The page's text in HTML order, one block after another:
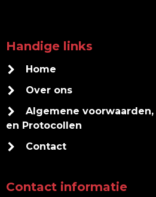
Handige links
Home
Over ons
Algemene
en Protocollen
Contact
Contact informatie